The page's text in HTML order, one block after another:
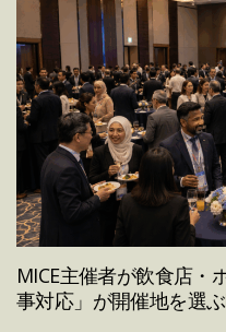
MICE主催者が飲食店
事対応」が開催地を選